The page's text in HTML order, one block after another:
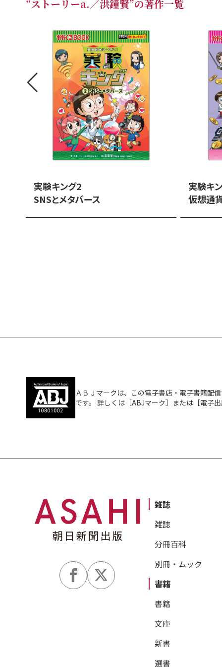
“ストーリーa.／洪鐘賢”の著作一覧
実験キング2
SNSとメタバース
実験キ
仮想通
ＡＢＪマークは、この電子書店・電子書籍配
です。 詳しくは［ABJマーク］または［電子
雑誌
雑誌
分冊百科
別冊・ムック
書籍
書籍
文庫
新書
選書